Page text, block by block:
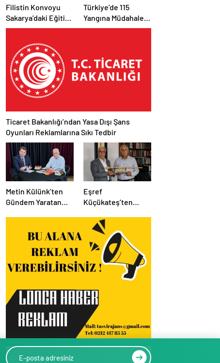
Filistin Konvoyu
Sakarya’daki Eğitim
Kampını
Etabı Başlıyor
Türkiye’de 115
Yangına Müdahale
Edildi: 110’u Kontrol
Ticaret Bakanlığı’ndan Yasa Dışı Şans
Oyunları Reklamlarına Sıkı Tedbir
Metin Külünk’ten
Gündem Yaratan
Siyasete İlişkin
Mesajlar
Eşref
Küçükateş’ten
Hüseyin Avni
Mutlu’ya Anlamlı
Ziyaret